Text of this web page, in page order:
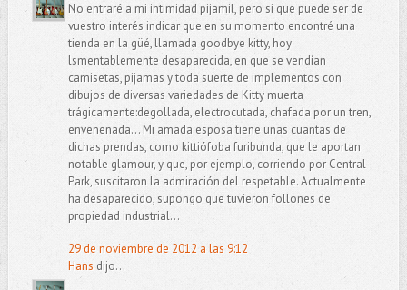
No entraré a mi intimidad pijamil, pero si que puede ser de
vuestro interés indicar que en su momento encontré una
tienda en la güé, llamada goodbye kitty, hoy
lsmentablemente desaparecida, en que se vendían
camisetas, pijamas y toda suerte de implementos con
dibujos de diversas variedades de Kitty muerta
trágicamente:degollada, electrocutada, chafada por un tren,
envenenada... Mi amada esposa tiene unas cuantas de
dichas prendas, como kittiófoba furibunda, que le aportan
notable glamour, y que, por ejemplo, corriendo por Central
Park, suscitaron la admiración del respetable. Actualmente
ha desaparecido, supongo que tuvieron follones de
propiedad industrial...
29 de noviembre de 2012 a las 9:12
Hans dijo...